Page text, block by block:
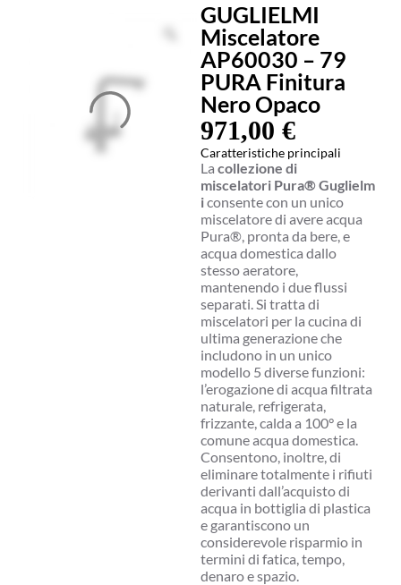
GUGLIELMI
Miscelatore
AP60030 – 79
PURA Finitura
Nero Opaco
971,00 €
Caratteristiche principali
La collezione di
miscelatori Pura®Guglielm
iconsente con un unico
miscelatore di avere acqua
Pura®, pronta da bere, e
acqua domestica dallo
stesso aeratore,
mantenendo i due flussi
separati. Si tratta di
miscelatori per la cucina di
ultima generazione che
includono in un unico
modello 5 diverse funzioni:
l’erogazione di acqua filtrata
naturale, refrigerata,
frizzante, calda a 100° e la
comune acqua domestica.
Consentono, inoltre, di
eliminare totalmente i rifiuti
derivanti dall’acquisto di
acqua in bottiglia di plastica
e garantiscono un
considerevole risparmio in
termini di fatica, tempo,
denaro e spazio.